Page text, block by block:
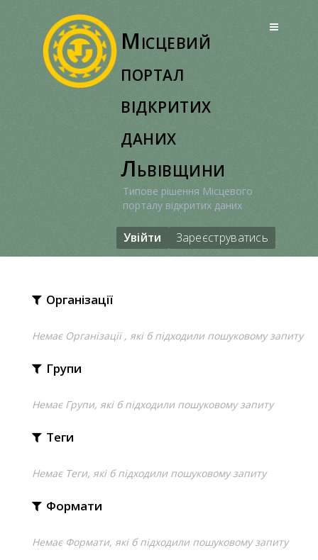
Місцевий
портал
відкритих
даних
Львівщини
Типове рішення Місцевого
порталу відкритих даних
Увійти Зареєструватись
Організації
Немає Організації , які б підходили пошуковому запиту
Групи
Немає Групи, які б підходили пошуковому запиту
Теги
Немає Теги, які б підходили пошуковому запиту
Формати
Немає Формати, які б підходили пошуковому запиту